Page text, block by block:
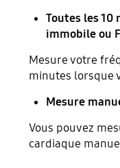
Toutes les 10
immobile ou
Mesure votre
minutes lorsque
Mesure
Vous pouvez
cardiaque